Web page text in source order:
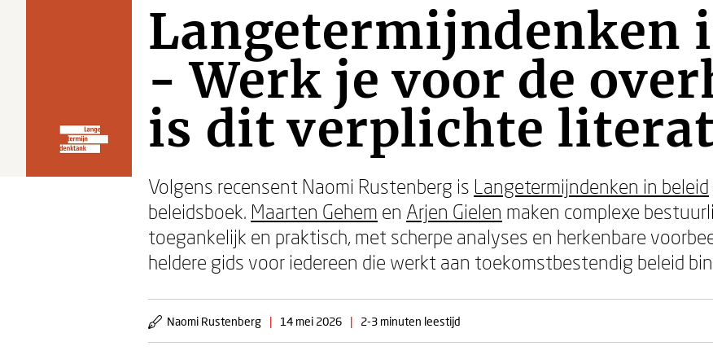
Langetermijndenken
- Werk je voor de
is dit verplichte
Volgens recensent Naomi Rustenberg is Langetermijndenken in beleid
beleidsboek. Maarten Gehem en Arjen Gielen maken complexe
toegankelijk en praktisch, met scherpe analyses en herkenbare
heldere gids voor iedereen die werkt aan toekomstbestendig beleid
Naomi Rustenberg | 14 mei 2026 | 2-3 minuten leestijd